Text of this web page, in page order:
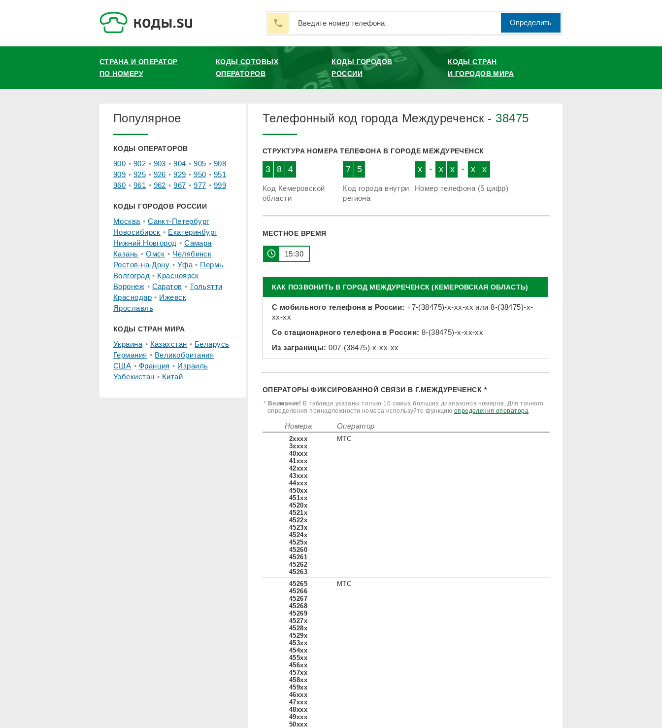
Определить
СТРАНА И ОПЕРАТОР
ПО НОМЕРУ
КОДЫ СОТОВЫХ
ОПЕРАТОРОВ
КОДЫ ГОРОДОВ
РОССИИ
КОДЫ СТРАН
И ГОРОДОВ МИРА
Телефонный код города Междуреченск - 38475
СТРУКТУРА НОМЕРА ТЕЛЕФОНА В ГОРОДЕ МЕЖДУРЕЧЕНСК
3 8 4
Код Кемеровской
области
7 5
Код города внутри
региона
x - x x - x x
Номер телефона (5 цифр)
МЕСТНОЕ ВРЕМЯ
15 30
КАК ПОЗВОНИТЬ В ГОРОД МЕЖДУРЕЧЕНСК (КЕМЕРОВСКАЯ ОБЛАСТЬ)
С мобильного телефона в России: +7-(38475)-x-xx-xx или8-(38475)-x-
xx-xx
Со стационарного телефона в России: 8-(38475)-x-xx-xx
Из заграницы: 007-(38475)-x-xx-xx
ОПЕРАТОРЫ ФИКСИРОВАННОЙ СВЯЗИ В Г.МЕЖДУРЕЧЕНСК *
* Внимание! В таблице указаны только 10 самых больших диапазонов номеров. Для точного
определения принадлежности номера используйте функцию определения оператора
Номера Оператор
2xxxx
3xxxx
40xxx
41xxx
42xxx
43xxx
44xxx
450xx
451xx
4520x
4521x
4522x
4523x
4524x
4525x
45260
45261
45262
45263
МТС
45265
45266
45267
45268
45269
4527x
4528x
4529x
453xx
454xx
455xx
456xx
457xx
458xx
459xx
46xxx
47xxx
48xxx
49xxx
50xxx
МТС
Популярное
КОДЫ ОПЕРАТОРОВ
900 902 903 904 905
908
909
925 926 929 950
951
960
961 962 967 977 999
КОДЫ ГОРОДОВ РОССИИ
Москва
Санкт-Петербург
Новосибирск
Екатеринбург
Нижний Новгород
Самара
Казань
Омск
Челябинск
Ростов-на-Дону
Уфа
Пермь
Волгоград
Красноярск
Воронеж
Саратов
Тольятти
Краснодар
Ижевск
Ярославль
КОДЫ СТРАН МИРА
Украина Казахстан
Беларусь
Германия
Великобритания
США
Франция
Израиль
Узбекистан
Китай